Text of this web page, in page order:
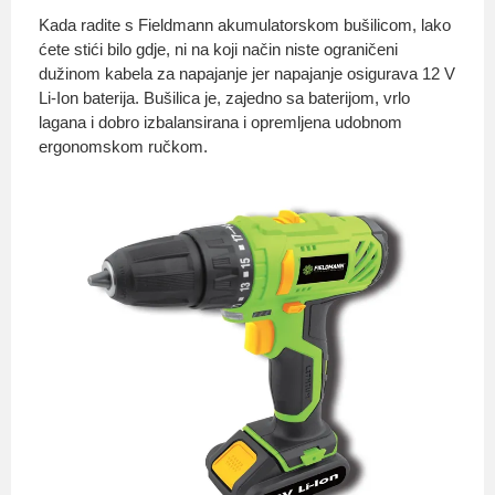
Kada radite s Fieldmann akumulatorskom bušilicom, lako
ćete stići bilo gdje, ni na koji način niste ograničeni
dužinom kabela za napajanje jer napajanje osigurava 12 V
Li-Ion baterija. Bušilica je, zajedno sa baterijom, vrlo
lagana i dobro izbalansirana i opremljena udobnom
ergonomskom ručkom.
O nama
Privatnost kupca
Uvjeti i odredbe